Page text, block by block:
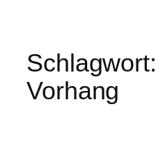
Schlagwort:
Vorhang